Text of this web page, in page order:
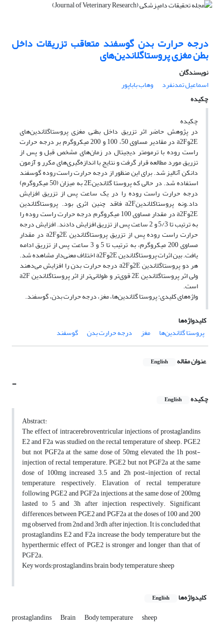
درجه حرارت بدن گوسفند متعاقب تزریقات داخل
بطن مغزی پروستاگلاندین‌‌‌های
نویسندگان
اسماعیل تمدنفرد
وهاب باباپور
چکیده
‌چکیده
در پژوهش حاضر اثر تزریق داخل بطنی مغزی پروستاگلاندین‌های
2Eوa2F در مقادیر مساوی 50، 100 و 200 میکروگرم بر درجه حرارت
راست روده با ترمومتر دیجیتال در زمان‌های مشخص قبل و پس از
تزریق مورد مطالعه قرار گرفت و نتایج با اندازه‌گیری‌های مکرر و آزمون
دانکن آنالیز شد. برای این منظور از درجه حرارت راست روده گوسفند
استفاده شد. در حالی که پروستا گلاندین2E به میزان (50 ‌میکروگرم)
درجه حرارت راست روده را در یک ساعت پس از تزریق افزایش
داد.ونه پروستاکلاندینa2F فاقد چنین اثری بود. پروستاگلاندین
‌2Eوa2F در مقدار مساوی 100 میکروگرم درجه حرارت راست روده را
به ترتیب تا 5/3‌ و 2‌ ساعت پس از تزریق افزایش دادند. افزایش درجه
حرارت راست روده پس از تزریق پروستاگلاندین ‌2Eوa2F در مقدار
مساوی 200‌ میکروگرم، به ترتیب تا 5‌ و 3‌ ساعت پس از تزریق ادامه
یافت. بین اثرات پروستاگلاندین ‌2Eوa2F اختلاف معنی‌دار مشاهده شد.
هر دو پروستاگلاندین ‌2Eوa2F درجه حرارت بدن را افزایش می‌دهند
ولی اثر پروستاگلاندین ‌2E ‌قوی‌تر و طولانی‌تر از اثر پروستاگلاندین a2F
است. ‌
واژه‌های کلیدی: پروستا گلاندین‌ها، مغز، درجه حرارت بدن، گوسفند.
کلیدواژه‌ها
پروستا گلاندین‌ها
مغز درجه حرارت بدن گوسفند
عنوان مقاله English
-
چکیده English
Abstract:
The effect of intracerebroventricular injections of prostaglandins
E2 and F2a was studied on the rectal temperature of sheep. PGE2
but not PGF2a at the same dose of 50mg elevated the 1h post-
injection of rectal temperature. PGE2 but not PGF2a at the same
dose of 100mg increased 3.5 and 2h post-injection of rectal
temperature, respectively. Elavation of rectal temperature
following PGE2 and PGF2a injections at the same dose of 200mg
lasted to 5 and 3h after injection, respectively. Significant
differences between PGE2 and PGF2a at the doses of 100 and 200
mg observed from 2nd and 3rdh after injection. It is concluded that
prostaglandins E2 and F2a increase the body temperature but the
hyperthermic effect of PGE2 is stronger and longer than that of
PGF2a.
Key words:prostaglandins, brain, body temperature, sheep
کلیدواژه‌ها English
prostaglandins Brain Body temperature sheep